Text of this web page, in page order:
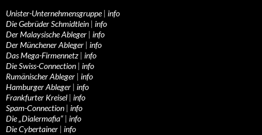
Unister-Unternehmensgruppe| info
Die Gebrüder Schmidtlein | info
Der Malaysische Ableger | info
Der Münchener Ableger | info
Das Mega-Firmennetz | info
Die Swiss-Connection | info
Rumänischer Ableger | info
Hamburger Ableger | info
Frankfurter Kreisel | info
Spam-Connection | info
Die „Dialermafia“ | info
Die Cybertainer | info